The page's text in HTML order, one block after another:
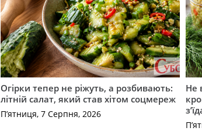
Огірки тепер не ріжуть, а розбивають:
літній салат, який став хітом соцмереж
П’ятниця, 7 Серпня, 2026
Не